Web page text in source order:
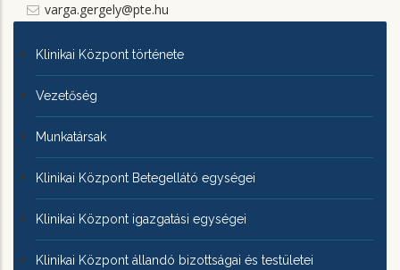
varga.gergely@pte.hu
KLINIKAI
KÖZPONTRÓL
Klinikai Központ története
Vezetőség
Munkatársak
Klinikai Központ Betegellátó egységei
Klinikai Központ igazgatási egységei
Klinikai Központ állandó bizottságai és testületei